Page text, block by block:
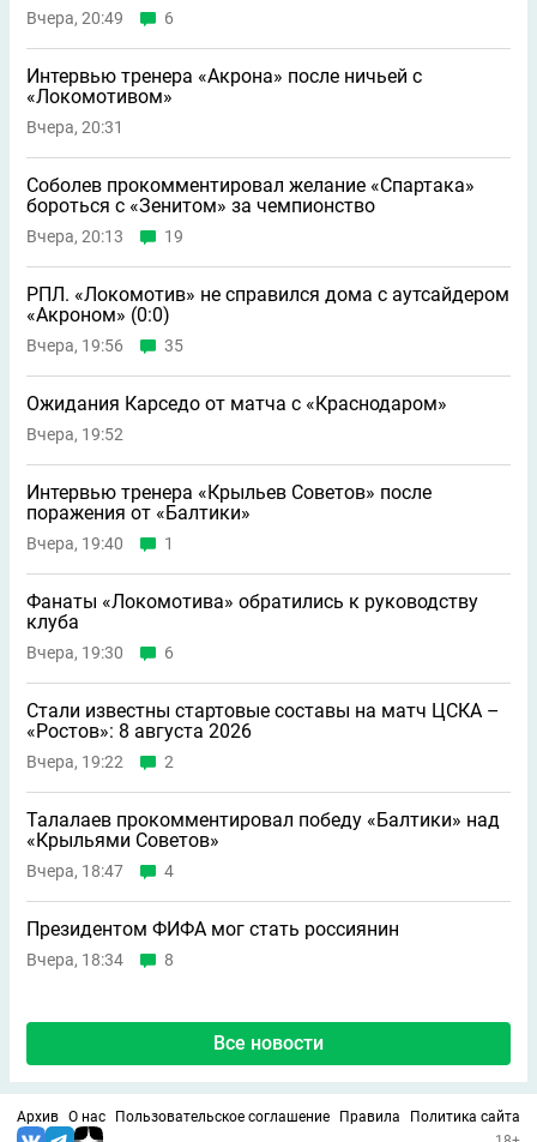
Вчера, 20:49 6
Интервью тренера «Акрона» после ничьей с
«Локомотивом»
Вчера, 20:31
Соболев прокомментировал желание «Спартака»
бороться с «Зенитом» за чемпионство
Вчера, 20:13 19
РПЛ. «Локомотив» не справился дома с аутсайдером
«Акроном» (0:0)
Вчера, 19:56 35
Ожидания Карседо от матча с «Краснодаром»
Вчера, 19:52
Интервью тренера «Крыльев Советов» после
поражения от «Балтики»
Вчера, 19:40 1
Фанаты «Локомотива» обратились к руководству
клуба
Вчера, 19:30 6
Стали известны стартовые составы на матч ЦСКА –
«Ростов»: 8 августа 2026
Вчера, 19:22 2
Талалаев прокомментировал победу «Балтики» над
«Крыльями Советов»
Вчера, 18:47 4
Президентом ФИФА мог стать россиянин
Вчера, 18:34 8
Все новости
Архив О нас Пользовательское соглашение Правила
Политика сайта